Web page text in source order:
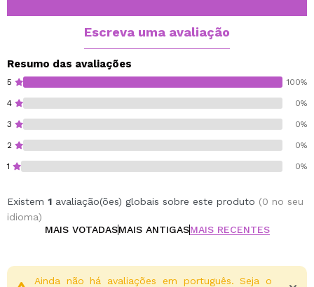
Escreva uma avaliação
Resumo das avaliações
5 100%
4 0%
3 0%
2 0%
1 0%
Existem 1 avaliação(ões) globais sobre este produto (0 no seu
idioma)
MAIS VOTADASMAIS ANTIGASMAIS RECENTES
Ainda não há avaliações em português. Seja o